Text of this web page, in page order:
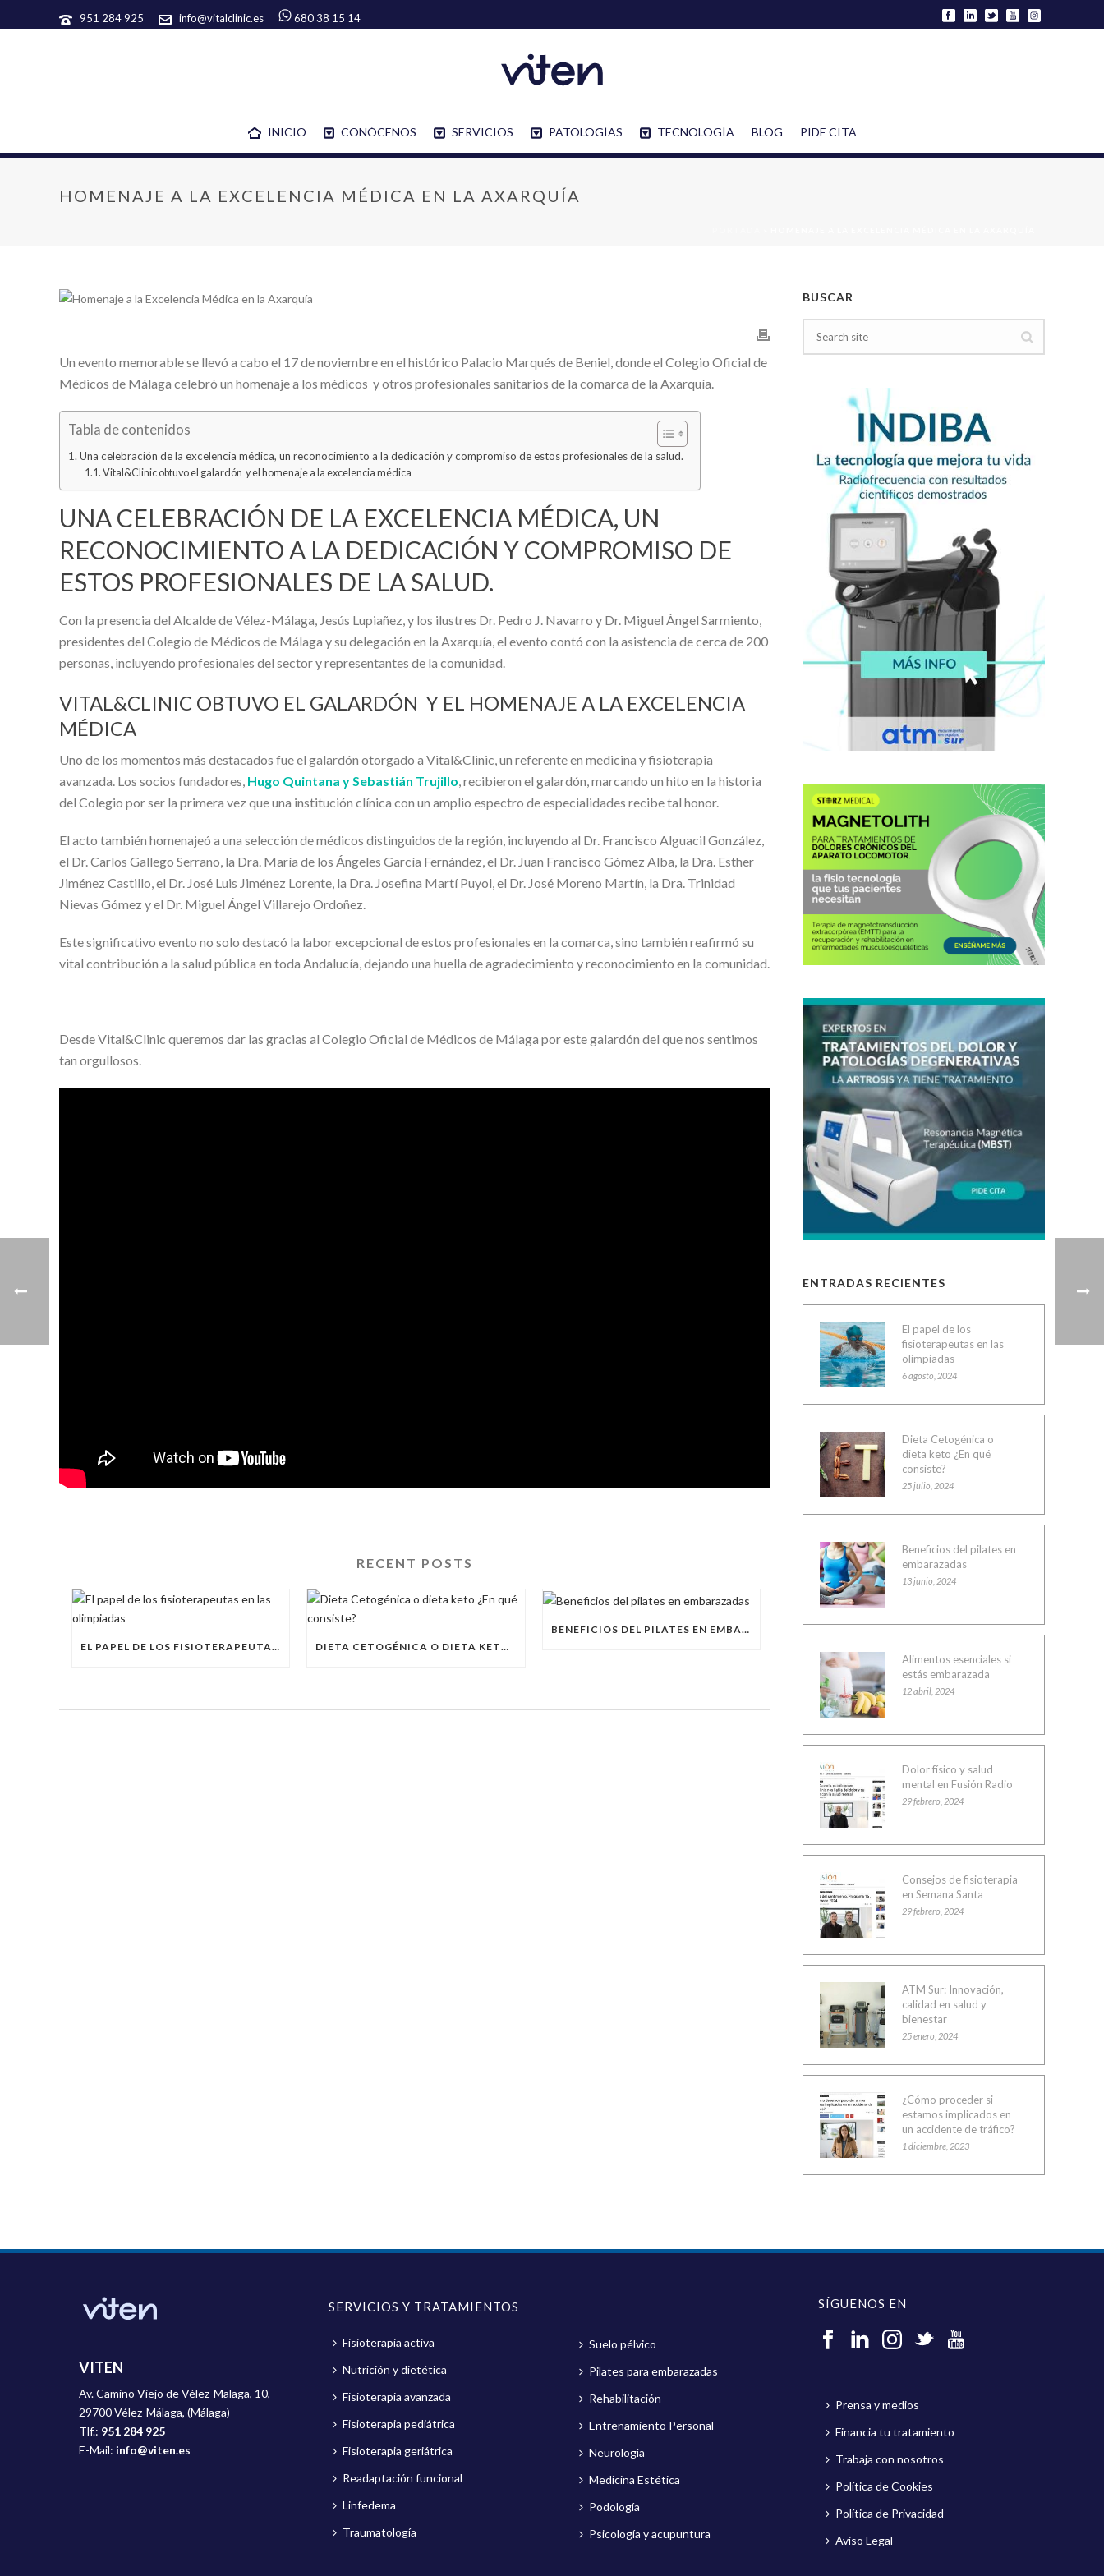
951 284 925 info@vitalclinic.es 680 38 15 14
INICIO CONÓCENOS SERVICIOS PATOLOGÍAS TECNOLOGÍA BLOG PIDE CITA
HOMENAJE A LA EXCELENCIA MÉDICA EN LA AXARQUÍA
Un evento memorable se llevó a cabo el 17 de noviembre en el histórico Palacio Marqués de Beniel, donde el Colegio Oficial de
Médicos de Málaga celebró un homenaje a los médicos y otros profesionales sanitarios de la comarca de la Axarquía.
Tabla de contenidos
Una celebración de la excelencia médica, un reconocimiento a la dedicación y compromiso de estos profesionales de la salud.
Vital&Clinic obtuvo el galardón y el homenaje a la excelencia médica
UNA CELEBRACIÓN DE LA EXCELENCIA MÉDICA, UN
RECONOCIMIENTO A LA DEDICACIÓN Y COMPROMISO DE
ESTOS PROFESIONALES DE LA SALUD.
Con la presencia del Alcalde de Vélez-Málaga, Jesús Lupiañez, y los ilustres Dr. Pedro J. Navarro y Dr. Miguel Ángel Sarmiento,
presidentes del Colegio de Médicos de Málaga y su delegación en la Axarquía, el evento contó con la asistencia de cerca de 200
personas, incluyendo profesionales del sector y representantes de la comunidad.
VITAL&CLINIC OBTUVO EL GALARDÓN Y EL HOMENAJE A LA EXCELENCIA
MÉDICA
Uno de los momentos más destacados fue el galardón otorgado a Vital&Clinic, un referente en medicina y fisioterapia
avanzada. Los socios fundadores, Hugo Quintana y Sebastián Trujillo, recibieron el galardón, marcando un hito en la historia
del Colegio por ser la primera vez que una institución clínica con un amplio espectro de especialidades recibe tal honor.
El acto también homenajeó a una selección de médicos distinguidos de la región, incluyendo al Dr. Francisco Alguacil González,
el Dr. Carlos Gallego Serrano, la Dra. María de los Ángeles García Fernández, el Dr. Juan Francisco Gómez Alba, la Dra. Esther
Jiménez Castillo, el Dr. José Luis Jiménez Lorente, la Dra. Josefina Martí Puyol, el Dr. José Moreno Martín, la Dra. Trinidad
Nievas Gómez y el Dr. Miguel Ángel Villarejo Ordoñez.
Este significativo evento no solo destacó la labor excepcional de estos profesionales en la comarca, sino también reafirmó su
vital contribución a la salud pública en toda Andalucía, dejando una huella de agradecimiento y reconocimiento en la comunidad.
Desde Vital&Clinic queremos dar las gracias al Colegio Oficial de Médicos de Málaga por este galardón del que nos sentimos
tan orgullosos.
RECENT POSTS
EL PAPEL DE LOS FISIOTERAPEUTAS EN LAS OLIMPIADAS DIETA CETOGÉNICA O DIETA KETO ¿EN QUÉ CONSISTE?
BENEFICIOS DEL PILATES EN EMBARAZADAS
BUSCAR
ENTRADAS RECIENTES
El papel de los
fisioterapeutas en las
olimpiadas
6 agosto, 2024
Dieta Cetogénica o
dieta keto ¿En qué
consiste?
25 julio, 2024
Beneficios del pilates en
embarazadas
13 junio, 2024
Alimentos esenciales si
estás embarazada
12 abril, 2024
Dolor físico y salud
mental en Fusión Radio
29 febrero, 2024
Consejos de fisioterapia
en Semana Santa
29 febrero, 2024
ATM Sur: Innovación,
calidad en salud y
bienestar
25 enero, 2024
¿Cómo proceder si
estamos implicados en
un accidente de tráfico?
1 diciembre, 2023
VITEN
Av. Camino Viejo de Vélez-Malaga, 10,
29700 Vélez-Málaga, (Málaga)
Tlf.: 951 284 925
E-Mail: info@viten.es
SERVICIOS Y TRATAMIENTOS
Fisioterapia activa
Nutrición y dietética
Fisioterapia avanzada
Fisioterapia pediátrica
Fisioterapia geriátrica
Readaptación funcional
Linfedema
Traumatología
Suelo pélvico
Pilates para embarazadas
Rehabilitación
Entrenamiento Personal
Neurología
Medicina Estética
Podología
Psicología y acupuntura
SÍGUENOS EN
Prensa y medios
Financia tu tratamiento
Trabaja con nosotros
Política de Cookies
Política de Privacidad
Aviso Legal